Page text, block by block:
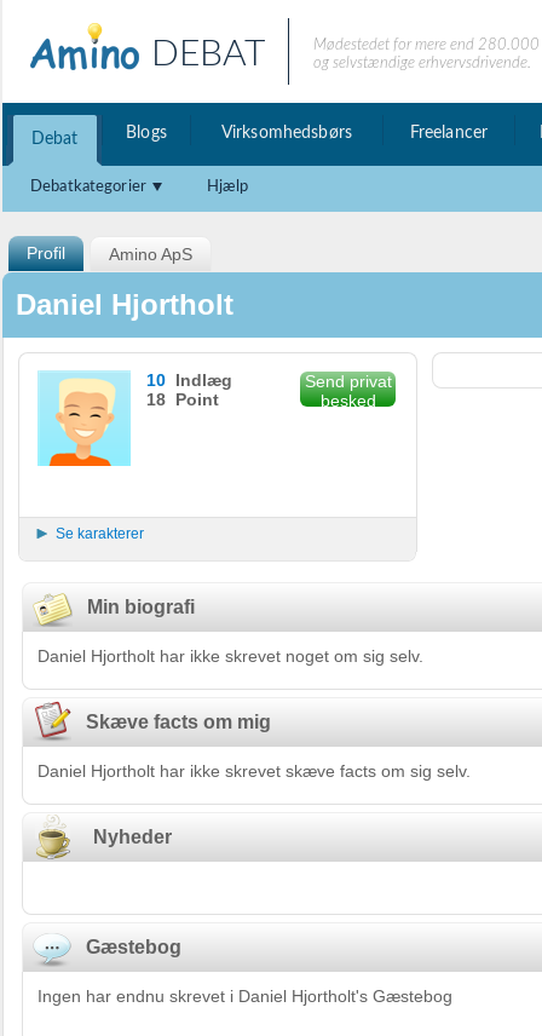
DEBAT
Mødestedet for mere end
og selvstændige erhvervsdrivende.
Debat Blogs Virksomhedsbørs Freelancer
Debatkategorier Hjælp
Profil Amino ApS
Daniel Hjortholt
10 Indlæg
18 Point
Send privat
besked
Se karakterer
Min biografi
Daniel Hjortholt har ikke skrevet noget om sig selv.
Skæve facts om mig
Daniel Hjortholt har ikke skrevet skæve facts om sig selv.
Nyheder
Gæstebog
Ingen har endnu skrevet i Daniel Hjortholt's Gæstebog